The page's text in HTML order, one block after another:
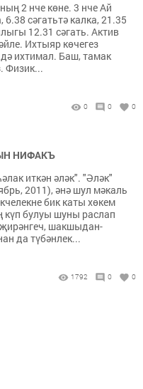
2 нче көне. 3 нче Ай
сәгатьтә калка, 21.35
12.31 сәгать. Актив
Ихтыяр көчегез
дә ихтимал. Баш, тамак
Физик...
0 0 0
НИФАКЪ
иткән әләк". "Әләк"
2011), әнә шул мәкаль
бик каты хөкем
күп булуы шуны раслап
шакшыдан-
да түбәнлек...
1792 0 0